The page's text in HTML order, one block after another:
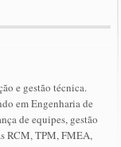
e gestão técnica.
em Engenharia de
de equipes, gestão
RCM, TPM, FMEA,